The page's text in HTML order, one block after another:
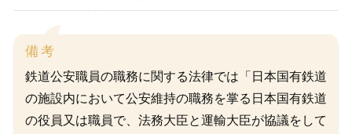
備考
鉄道公安職員の職務に関する法律では「日本国有鉄道
の施設内において公安維持の職務を掌る日本国有鉄道
の役員又は職員で、法務大臣と運輸大臣が協議をして